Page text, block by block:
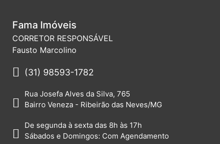
Fama Imóveis
CORRETOR RESPONSÁVEL
Fausto Marcolino
(31) 98593-1782
Rua Josefa Alves da Silva, 765
Bairro Veneza - Ribeirão das Neves/MG
De segunda à sexta das 8h às 17h
Sábados e Domingos: Com Agendamento